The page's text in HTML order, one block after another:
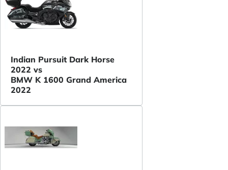
Indian Pursuit Dark Horse
2022 vs
BMW K 1600 Grand America
2022